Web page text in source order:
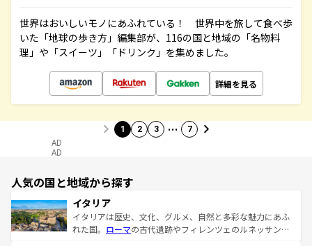
世界はおいしいモノにあふれている！ 世界中を旅して食べ歩
いた「地球の歩き方」編集部が、116の国と地域の「名物料
理」や「スイーツ」「ドリンク」を集めました。
詳細を見る
1 2 3 … 7
AD
AD
人気の国と地域から探す
イタリア
イタリアは歴史、文化、グルメ、自然と多彩な魅力にあふ
れた国。 ローマの古代遺跡やフィレンツェのルネッサンス